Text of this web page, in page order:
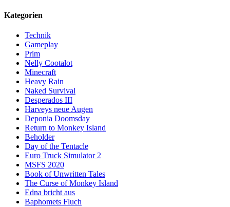
Kategorien
Technik
Gameplay
Prim
Nelly Cootalot
Minecraft
Heavy Rain
Naked Survival
Desperados III
Harveys neue Augen
Deponia Doomsday
Return to Monkey Island
Beholder
Day of the Tentacle
Euro Truck Simulator 2
MSFS 2020
Book of Unwritten Tales
The Curse of Monkey Island
Edna bricht aus
Baphomets Fluch